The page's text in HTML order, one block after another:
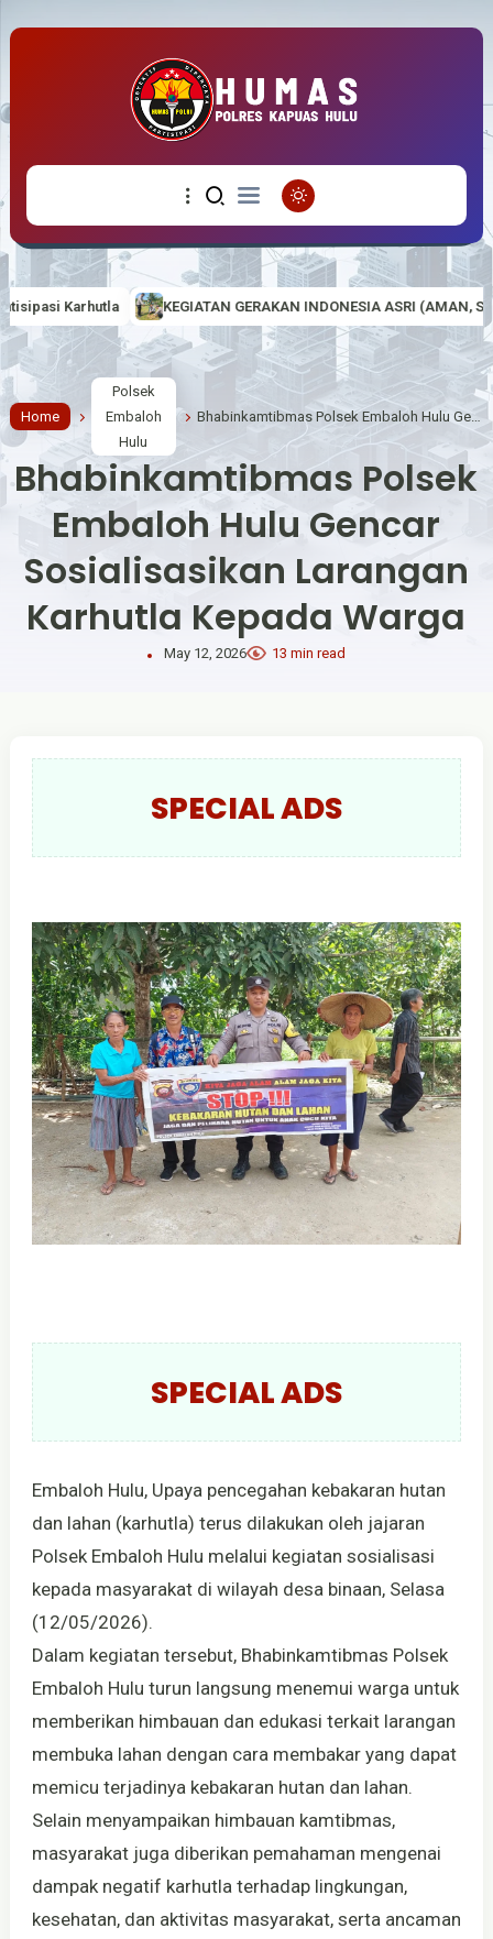
GERAKAN INDONESIA ASRI (AMAN, SEHAT, RESIK DAN
Home
Polsek
Embaloh
Hulu
Bhabinkamtibmas Polsek Embaloh Hulu Gencar Sosialisasikan Larangan Karhutla Kepada Warga
Bhabinkamtibmas Polsek
Embaloh Hulu Gencar
Sosialisasikan Larangan
Karhutla Kepada Warga
May 12, 2026 13 min read
SPECIAL ADS
SPECIAL ADS
Embaloh Hulu, Upaya pencegahan kebakaran hutan
dan lahan (karhutla) terus dilakukan oleh jajaran
Polsek Embaloh Hulu melalui kegiatan sosialisasi
kepada masyarakat di wilayah desa binaan, Selasa
(12/05/2026).
Dalam kegiatan tersebut, Bhabinkamtibmas Polsek
Embaloh Hulu turun langsung menemui warga untuk
memberikan himbauan dan edukasi terkait larangan
membuka lahan dengan cara membakar yang dapat
memicu terjadinya kebakaran hutan dan lahan.
Selain menyampaikan himbauan kamtibmas,
masyarakat juga diberikan pemahaman mengenai
dampak negatif karhutla terhadap lingkungan,
kesehatan, dan aktivitas masyarakat, serta ancaman